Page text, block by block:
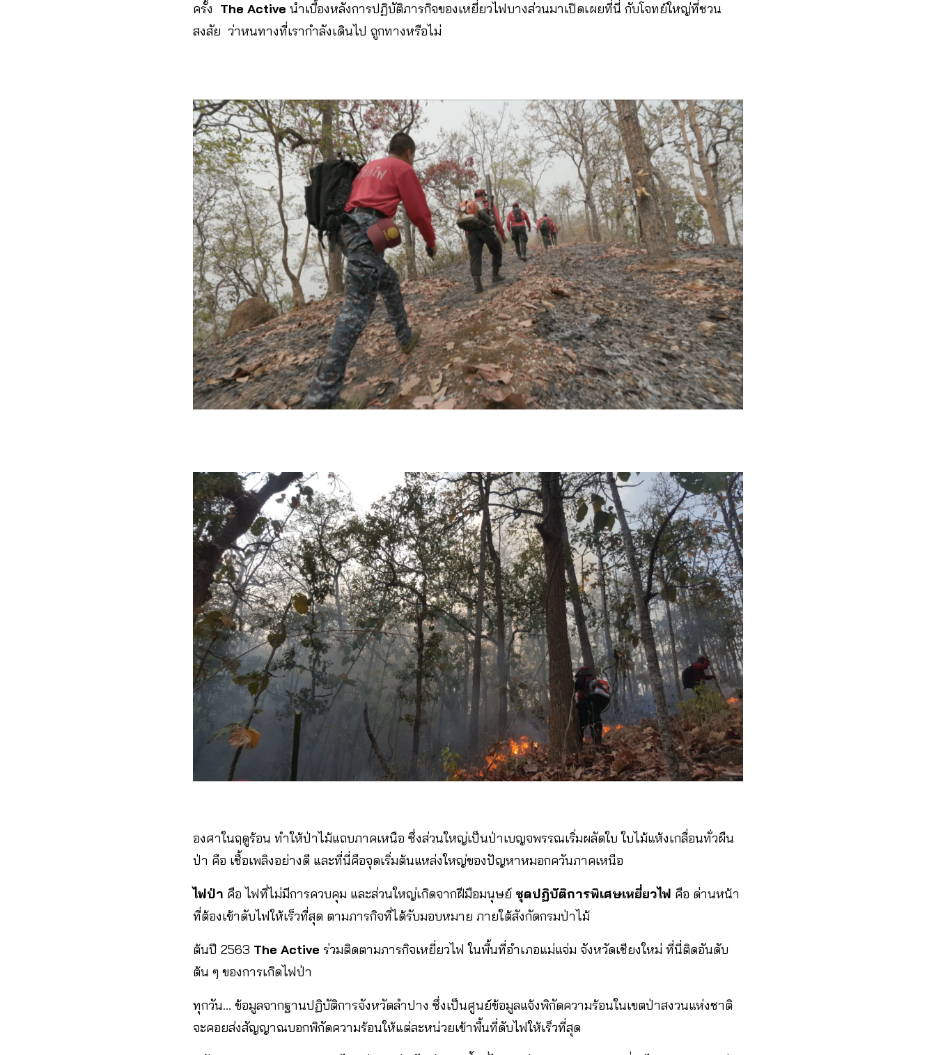
ครั้ง The Active นำเบื้องหลังการปฏิบัติภารกิจของเหยี่ยวไฟบางส่วนมาเปิดเผยที่นี่ กับโจทย์ใหญ่ที่ชวน
สงสัย ว่าหนทางที่เรากำลังเดินไป ถูกทางหรือไม่
องศาในฤดูร้อน ทำให้ป่าไม้แถบภาคเหนือ ซึ่งส่วนใหญ่เป็นป่าเบญจพรรณเริ่มผลัดใบ ใบไม้แห้งเกลื่อนทั่วผืน
ป่า คือ เชื้อเพลิงอย่างดี และที่นี่คือจุดเริ่มต้นแหล่งใหญ่ของปัญหาหมอกควันภาคเหนือ
ไฟป่า คือ ไฟที่ไม่มีการควบคุม และส่วนใหญ่เกิดจากฝีมือมนุษย์ ชุดปฏิบัติการพิเศษเหยี่ยวไฟ คือ ด่านหน้า
ที่ต้องเข้าดับไฟให้เร็วที่สุด ตามภารกิจที่ได้รับมอบหมาย ภายใต้สังกัดกรมป่าไม้
ต้นปี 2563 The Active ร่วมติดตามภารกิจเหยี่ยวไฟ ในพื้นที่อำเภอแม่แจ่ม จังหวัดเชียงใหม่ ที่นี่ติดอันดับ
ต้น ๆ ของการเกิดไฟป่า
ทุกวัน… ข้อมูลจากฐานปฏิบัติการจังหวัดลำปาง ซึ่งเป็นศูนย์ข้อมูลแจ้งพิกัดความร้อนในเขตป่าสงวนแห่งชาติ
จะคอยส่งสัญญาณบอกพิกัดความร้อนให้แต่ละหน่วยเข้าพื้นที่ดับไฟให้เร็วที่สุด